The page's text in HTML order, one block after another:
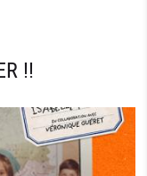
!!